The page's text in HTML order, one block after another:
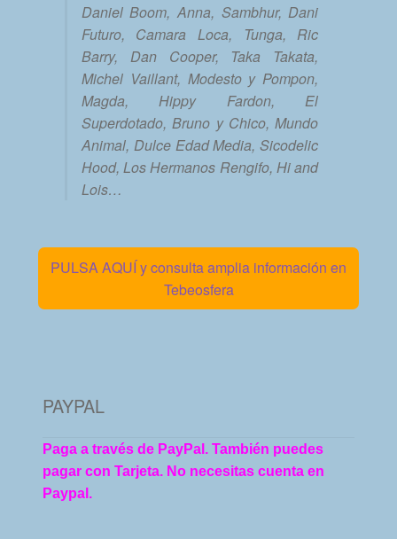
Daniel Boom, Anna, Sambhur, Dani
Futuro, Camara Loca, Tunga, Ric
Barry, Dan Cooper, Taka Takata,
Michel Vaillant, Modesto y Pompon,
Magda, Hippy Fardon, El
Superdotado, Bruno y Chico, Mundo
Animal, Dulce Edad Media, Sicodelic
Hood, Los Hermanos Rengifo, Hi and
Lois…
PULSA AQUÍ y consulta amplia información en
Tebeosfera
PAYPAL
Paga a través de PayPal. También puedes
pagar con Tarjeta. No necesitas cuenta en
Paypal.